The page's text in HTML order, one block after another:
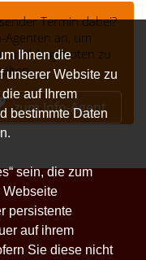
Ihnen die
unserer Website zu
auf Ihrem
bestimmte Daten
sein, die zum
Webseite
persistente
auf ihrem
Sie diese nicht
Termin dabei?
Agenten an, um
und Angeboten zu
zum Info-Agent